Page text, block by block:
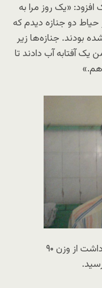
«یک روز مرا به
دو جنازه دیدم که
بودند. جنازه‌ها زیر
یک آفتابه آب دادند تا
لطفی می‌گوید پس از سه ماه بازداشت از وزن ۹۰